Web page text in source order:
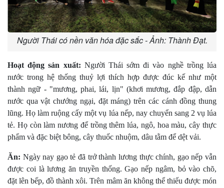
Người Thái có nền văn hóa đặc sắc - Ảnh: Thành Đạt.
Hoạt động sản xuất: Người Thái sớm đi vào nghề trồng lúa
nước trong hệ thống thuỷ lợi thích hợp được đúc kế như một
thành ngữ - "mương, phai, lái, lịn" (khơi mương, đắp đập, dẫn
nước qua vật chướng ngại, đặt máng) trên các cánh đồng thung
lũng. Họ làm ruộng cấy một vụ lúa nếp, nay chuyển sang 2 vụ lúa
tẻ. Họ còn làm nương để trồng thêm lúa, ngô, hoa màu, cây thực
phẩm và đặc biệt bông, cây thuốc nhuộm, dâu tằm để dệt vải.
Ăn: Ngày nay gạo tẻ đã trở thành lương thực chính, gạo nếp vẫn
được coi là lương ăn truyền thống. Gạo nếp ngâm, bỏ vào chõ,
đặt lên bếp, đồ thành xôi. Trên mâm ăn không thể thiếu được món